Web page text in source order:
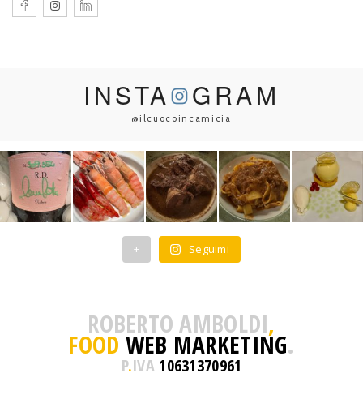
INSTA GRAM
@ilcuocoincamicia
+ Seguimi
ROBERTO AMBOLDI,
FOOD WEB MARKETING.
P.IVA10631370961